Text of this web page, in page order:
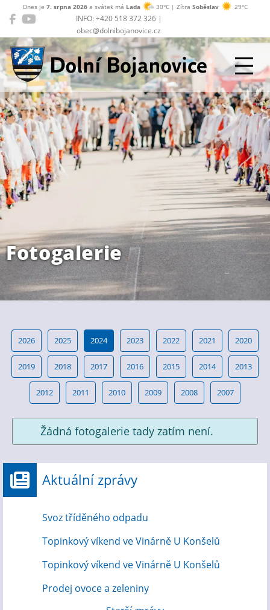
INFO: +420 518 372 326 |
obec@dolnibojanovice.cz
Dnes je 7. srpna 2026a svátek má Lada 30°C | Zítra Soběslav 29°C
Dolní Bojanovice
Fotogalerie
2026 2025 2024 2023 2022 2021 2020
2019 2018 2017 2016 2015 2014 2013
2012 2011 2010 2009 2008 2007
Žádná fotogalerie tady zatím není.
Aktuální zprávy
Svoz tříděného odpadu
Topinkový víkend ve Vinárně U Konšelů
Topinkový víkend ve Vinárně U Konšelů
Prodej ovoce a zeleniny